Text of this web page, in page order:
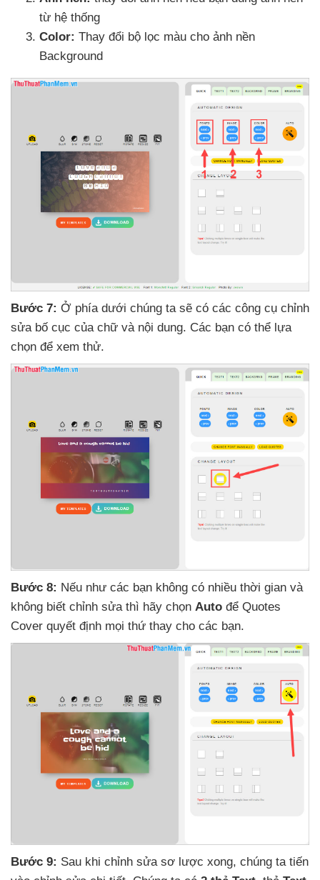
từ hệ thống
Color: Thay đổi bộ lọc màu cho ảnh nền
Background
Bước 7: Ở phía dưới chúng ta sẽ có các công cụ chỉnh
sửa bố cục của chữ và nội dung. Các bạn có thể lựa
chọn để xem thử.
Bước 8: Nếu như các bạn không có nhiều thời gian và
không biết chỉnh sửa thì hãy chọn Auto để Quotes
Cover quyết định mọi thứ thay cho các bạn.
Bước 9: Sau khi chỉnh sửa sơ lược xong, chúng ta tiến